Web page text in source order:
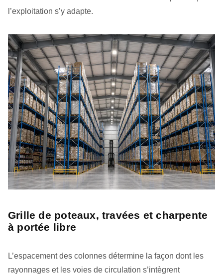
l’exploitation s’y adapte.
Grille de poteaux, travées et charpente
à portée libre
L’espacement des colonnes détermine la façon dont les
rayonnages et les voies de circulation s’intègrent